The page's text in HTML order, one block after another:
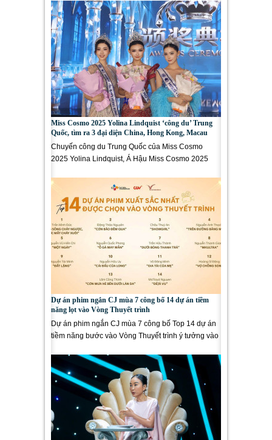
Miss Cosmo 2025 Yolina Lindquist ‘công du’ Trung
Quốc, tìm ra 3 đại diện China, Hong Kong, Macau
Chuyến công du Trung Quốc của Miss Cosmo
2025 Yolina Lindquist, Á Hậu Miss Cosmo 2025
Mook...
Dự án phim ngắn CJ mùa 7 công bố 14 dự án tiềm
năng lọt vào Vòng Thuyết trình
Dự án phim ngắn CJ mùa 7 công bố Top 14 dự án
tiềm năng bước vào Vòng Thuyết trình ý tưởng vào